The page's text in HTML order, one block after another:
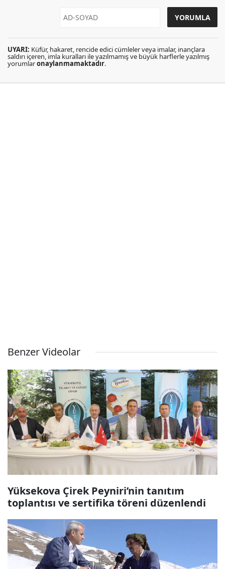
UYARI: Küfür, hakaret, rencide edici cümleler veya imalar, inançlara
saldırı içeren, imla kuralları ile yazılmamış ve büyük harflerle yazılmış
yorumlaronaylanmamaktadır.
Benzer Videolar
Yüksekova Çirek Peyniri’nin tanıtım
toplantısı ve sertifika töreni düzenlendi